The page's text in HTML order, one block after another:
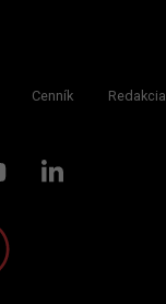
Cenník Redakcia